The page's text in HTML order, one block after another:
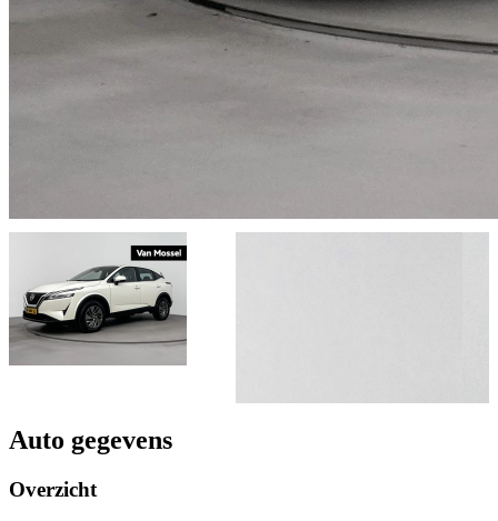
Auto gegevens
Overzicht